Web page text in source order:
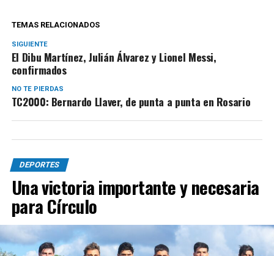
TEMAS RELACIONADOS
SIGUIENTE
El Dibu Martínez, Julián Álvarez y Lionel Messi,
confirmados
NO TE PIERDAS
TC2000: Bernardo Llaver, de punta a punta en Rosario
DEPORTES
Una victoria importante y necesaria
para Círculo